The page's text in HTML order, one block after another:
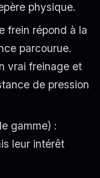
physique.
frein répond à la
parcourue.
vrai freinage et
de pression
gamme) :
leur intérêt